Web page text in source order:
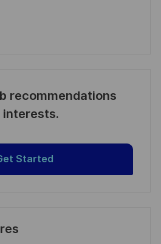
recommendations
interests.
Started